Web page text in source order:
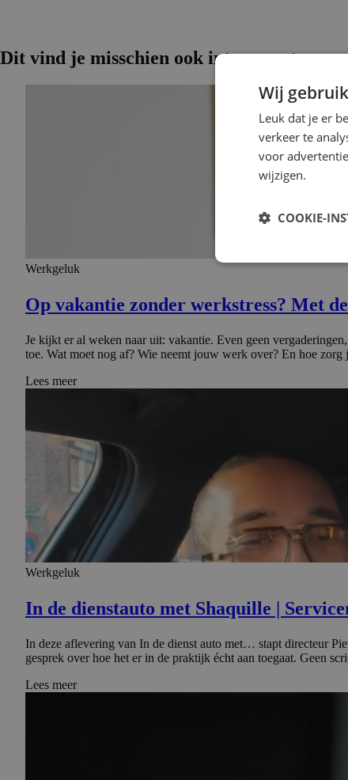
Dit vind je misschien ook interessant
Werkgeluk
Op vakantie zonder werkstress? Met
Je kijkt er al weken naar uit: vakantie. Even geen
toe. Wat moet nog af? Wie neemt jouw werk over? En hoe
Lees meer
Werkgeluk
In de dienstauto met Shaquille |
In deze aflevering van In de dienst auto met… stapt directeur
gesprek over hoe het er in de praktijk écht aan toegaat. Geen
Lees meer
Wij
Leuk dat je er
verkeer te
voor
wijzigen.
COOKIE-